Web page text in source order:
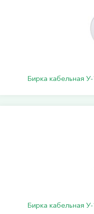
Бирка кабельная
Бирка кабельная